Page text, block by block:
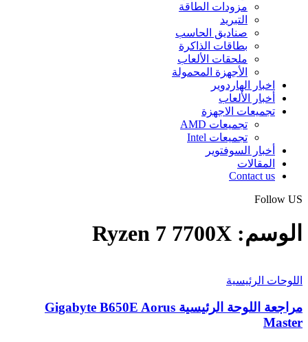
مزودات الطاقة
التبريد
صناديق الحاسب
بطاقات الذاكرة
ملحقات الألعاب
الأجهزة المحمولة
اخبار الهاردوير
أخبار الألعاب
تجميعات الاجهزة
تجميعات AMD
تجميعات Intel
أخبار السوفتوير
المقالات
Contact us
Follow US
الوسم: Ryzen 7 7700X
اللوحات الرئيسية
مراجعة اللوحة الرئيسية Gigabyte B650E Aorus
Master